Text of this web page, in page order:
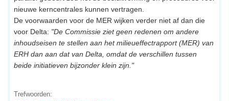
nieuwe kerncentrales kunnen vertragen.
De voorwaarden voor de MER wijken verder niet af dan die
voor Delta: "De Commissie ziet geen redenen om andere
inhoudseisen te stellen aan het milieueffectrapport (MER) van
ERH dan aan dat van Delta, omdat de verschillen tussen
beide initiatieven bijzonder klein zijn."
Trefwoorden: